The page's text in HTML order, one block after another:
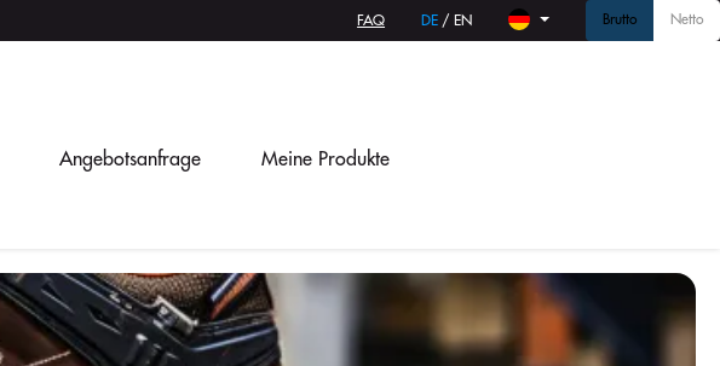
FAQ DE / EN Brutto Netto
Angebotsanfrage Meine Produkte